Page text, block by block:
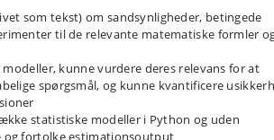
som tekst) om sandsynligheder, betingede
til de relevante matematiske formler
kunne vurdere deres relevans for at
spørgsmål, og kunne kvantificere
statistiske modeller i Python og uden
fortolke estimationsoutput